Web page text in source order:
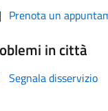
Prenota un
in città
Segnala disservizio